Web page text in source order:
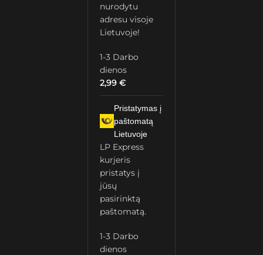
nurodytu
adresu visoje
Lietuvoje!
1-3 Darbo
dienos
2,99€
Pristatymas į
paštomatą
Lietuvoje
LP Express
kurjeris
pristatys į
jūsų
pasirinktą
paštomatą.
1-3 Darbo
dienos